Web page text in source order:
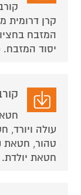
קרן דרומית
המזבח
יסוד המזבח.
עולה ויורד,
טהור, חטאת
חטאת יולדת.